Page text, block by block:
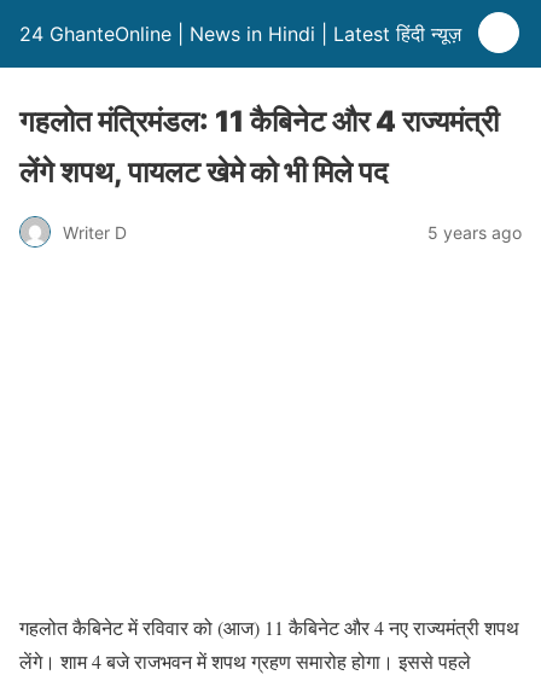
24 GhanteOnline | News in Hindi | Latest हिंदी न्यूज़
गहलोत मंत्रिमंडल: 11 कैबिनेट और 4 राज्यमंत्री
लेंगे शपथ, पायलट खेमे को भी मिले पद
Writer D 5 years ago
गहलोत कैबिनेट में रविवार को (आज) 11 कैबिनेट और 4 नए राज्यमंत्री शपथ
लेंगे। शाम 4 बजे राजभवन में शपथ ग्रहण समारोह होगा। इससे पहले